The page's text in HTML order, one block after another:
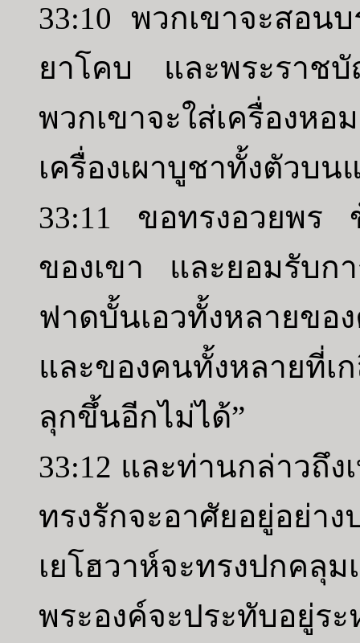
33:10 พวกเขาจะสอน
ยาโคบ และพระราชบั
พวกเขาจะใส่เครื่อง
เครื่องเผาบูชาทั้งตัวบ
33:11 ขอทรงอวยพร
ของเขา และยอมรับก
ฟาดบั้นเอวทั้งหลายขอ
และของคนทั้งหลายที่เ
ลุกขึ้นอีกไม่ได้”
33:12 และท่านกล่าวถึง
ทรงรักจะอาศัยอยู่อย่า
เยโฮวาห์จะทรงปกค
พระองค์จะประทับอยู่ระ